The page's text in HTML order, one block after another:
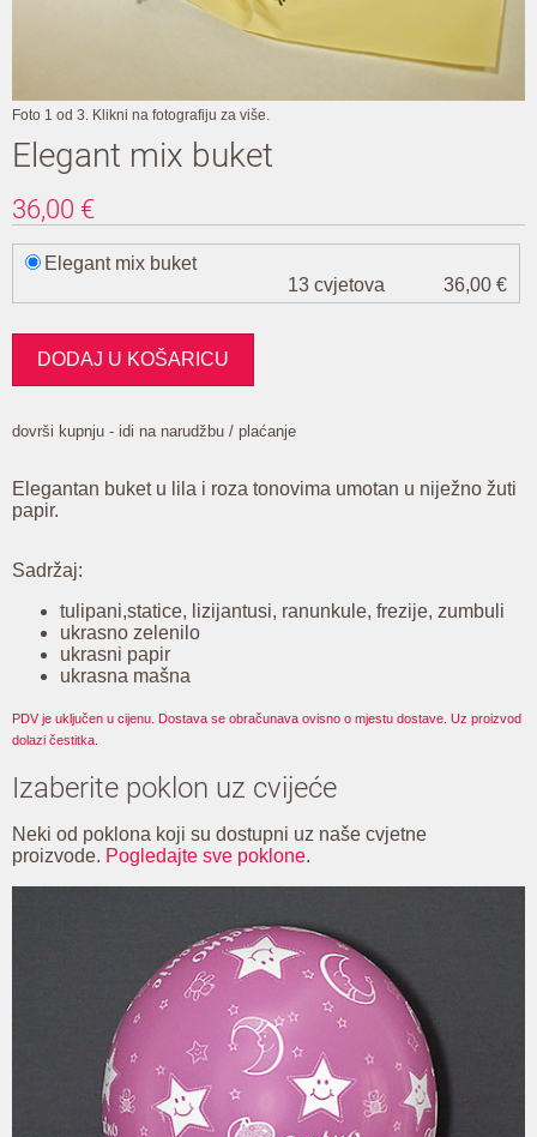
Foto 1 od 3. Klikni na fotografiju za više.
Elegant mix buket
36,00 €
Elegant mix buket
13 cvjetova
36,00 €
dovrši kupnju - idi na narudžbu / plaćanje
Elegantan buket u lila i roza tonovima umotan u niježno žuti
papir.
Sadržaj:
tulipani,statice, lizijantusi, ranunkule, frezije, zumbuli
ukrasno zelenilo
ukrasni papir
ukrasna mašna
PDV je uključen u cijenu. Dostava se obračunava ovisno o mjestu dostave. Uz proizvod
dolazi čestitka.
Izaberite poklon uz cvijeće
Neki od poklona koji su dostupni uz naše cvjetne
proizvode. Pogledajte sve poklone.